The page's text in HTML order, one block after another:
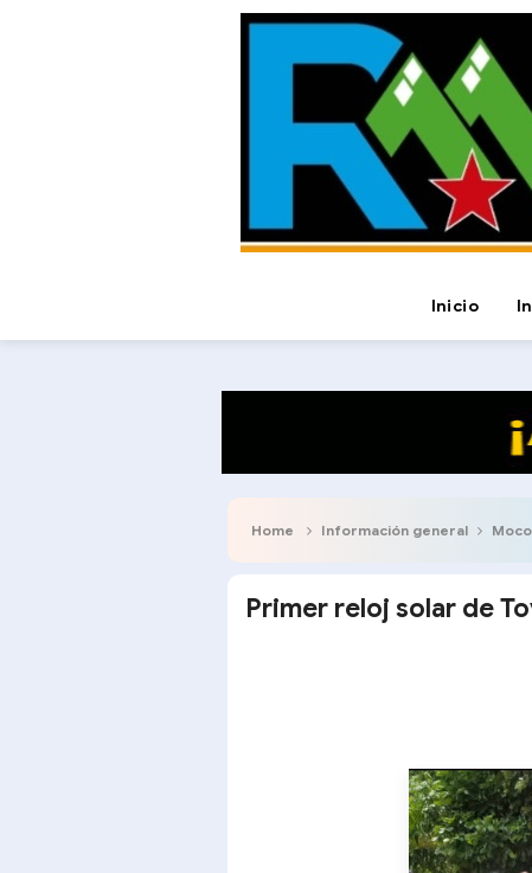
Inicio
Home Información general
Primer reloj solar de